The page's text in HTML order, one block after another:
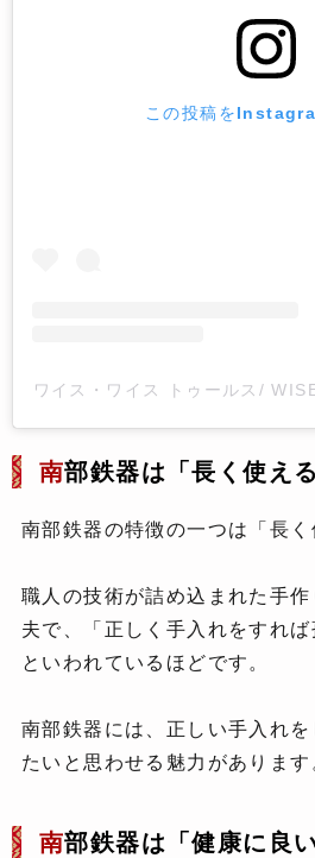
この投稿を
ワイス・ワイス トゥールス/
南部鉄器は「長く使え
南部鉄器の特徴の一つは「長く
職人の技術が詰め込まれた手
夫で、「正しく手入れをすれば
といわれているほどです。
南部鉄器には、正しい手入れ
たいと思わせる魅力があります
南部鉄器は「健康に良